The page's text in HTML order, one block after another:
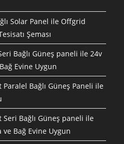
Solar Panel ile Offgrid
Şeması
Bağlı Güneş paneli ile 24v
Evine Uygun
Bağlı Güneş Paneli ile
Bağlı Güneş paneli ile
ve Bağ Evine Uygun